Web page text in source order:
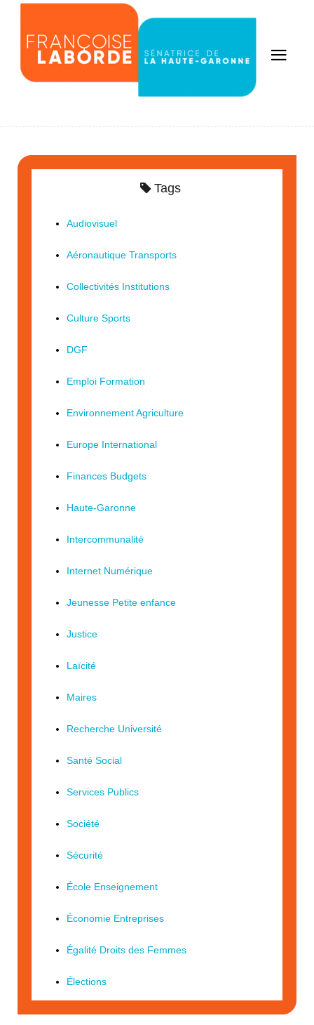
Tags
Audiovisuel
Aéronautique Transports
Collectivités Institutions
Culture Sports
DGF
Emploi Formation
Environnement Agriculture
Europe International
Finances Budgets
Haute-Garonne
Intercommunalité
Internet Numérique
Jeunesse Petite enfance
Justice
Laïcité
Maires
Recherche Université
Santé Social
Services Publics
Société
Sécurité
École Enseignement
Économie Entreprises
Égalité Droits des Femmes
Élections